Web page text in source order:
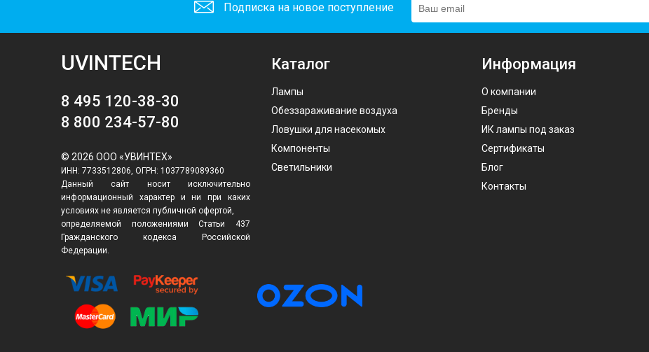
Подписка на новое поступление
UVINTECH
8 495 120-38-30
8 800 234-57-80
© 2026 ООО «УВИНТЕХ»
ИНН: 7733512806, ОГРН: 1037789089360
Данный сайт носит исключительно
информационный характер и ни при каких
условиях не является публичной офертой,
определяемой положениями Статьи 437
Гражданского кодекса Российской
Федерации.
Каталог
Лампы
Обеззараживание воздуха
Ловушки для насекомых
Компоненты
Светильники
Информация
О компании
Бренды
ИК лампы под заказ
Сертификаты
Блог
Контакты